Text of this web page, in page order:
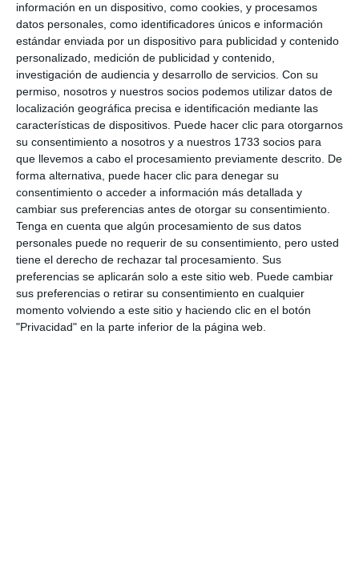
información en un dispositivo, como cookies, y procesamos
datos personales, como identificadores únicos e información
estándar enviada por un dispositivo para publicidad y contenido
personalizado, medición de publicidad y contenido,
investigación de audiencia y desarrollo de servicios. Con su
permiso, nosotros y nuestros socios podemos utilizar datos de
localización geográfica precisa e identificación mediante las
características de dispositivos. Puede hacer clic para otorgarnos
su consentimiento a nosotros y a nuestros 1733 socios para
que llevemos a cabo el procesamiento previamente descrito. De
forma alternativa, puede hacer clic para denegar su
consentimiento o acceder a información más detallada y
cambiar sus preferencias antes de otorgar su consentimiento.
Tenga en cuenta que algún procesamiento de sus datos
personales puede no requerir de su consentimiento, pero usted
tiene el derecho de rechazar tal procesamiento. Sus
preferencias se aplicarán solo a este sitio web. Puede cambiar
sus preferencias o retirar su consentimiento en cualquier
momento volviendo a este sitio y haciendo clic en el botón
"Privacidad" en la parte inferior de la página web.
Cs acusa a la Junta de
"condenar" a 445 alumnos de
Las Lagunas a estudiar en
prefabricadas
PARTIDOS
Esperanza Jiménez lamenta que
las aulas prefabricadas del IES
La Cala no estén instaladas
PARTIDOS
La AMPA del IES La Cala
lamenta el retraso de las
prefabricadas para los alumnos
de la ESO
ACTUALIDAD